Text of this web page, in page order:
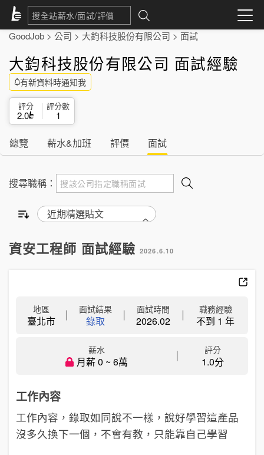
GoodJob > 公司 > 大鈞科技股份有限公司 > 面試
大鈞科技股份有限公司 面試經驗
有新資料時通知我
評分
2.0
評分數
1
總覽 薪水&加班 評價 面試
搜尋職稱：
資安工程師 面試經驗 2026.6.10
地區
臺北市
面試結果
錄取
面試時間
2026.02
職務經驗
不到 1 年
薪水
月薪 0 ~ 6萬
評分
1.0分
工作內容
工作內容，錄取如同說不一樣，說好學習這產品
沒多久換下一個，不會有教，只能靠自己學習